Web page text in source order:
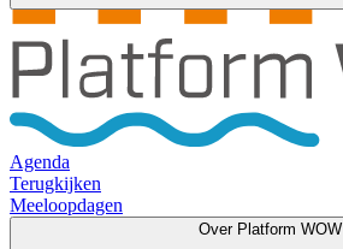
Agenda
Terugkijken
Meeloopdagen
Over Platform WOW